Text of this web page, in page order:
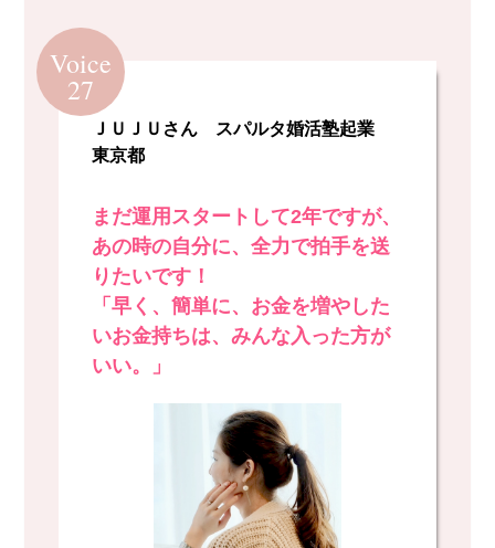
Voice
27
ＪＵＪＵさん スパルタ婚活塾起業
東京都
まだ運用スタートして2年ですが、
あの時の自分に、全力で拍手を送
りたいです！
「早く、簡単に、お金を増やした
いお金持ちは、みんな入った方が
いい。」